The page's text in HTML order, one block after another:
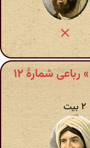
شمارهٔ ۱۲
۲ بیت